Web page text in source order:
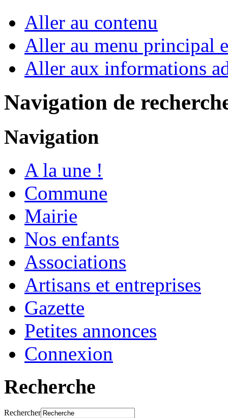
Aller au contenu
Aller au menu principal
Aller aux informations
Navigation de
Navigation
A la une !
Commune
Mairie
Nos enfants
Associations
Artisans et entreprises
Gazette
Petites annonces
Connexion
Recherche
Rechercher